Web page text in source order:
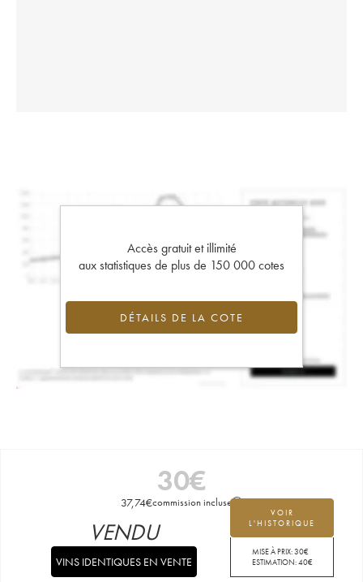
Accès gratuit et illimité
aux statistiques de plus de 150 000 cotes
DÉTAILS DE LA COTE
30€
37,74€commission incluse
VOIR
L'HISTORIQUE
MISE À PRIX:30€
ESTIMATION:40€
VENDU
VINS IDENTIQUES EN VENTE